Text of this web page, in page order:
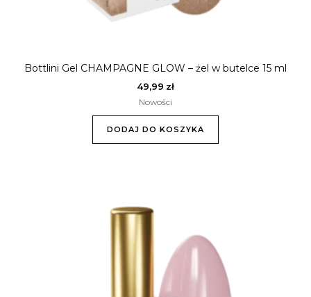
Bottlini Gel CHAMPAGNE GLOW – żel w butelce 15 ml
49,99 zł
Nowości
DODAJ DO KOSZYKA